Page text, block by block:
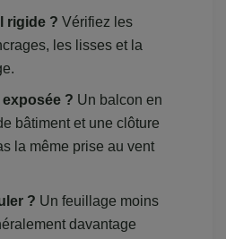
rigide ? Vérifiez les
les lisses et la
exposée ? Un balcon en
bâtiment et une clôture
la même prise au vent
? Un feuillage moins
davantage